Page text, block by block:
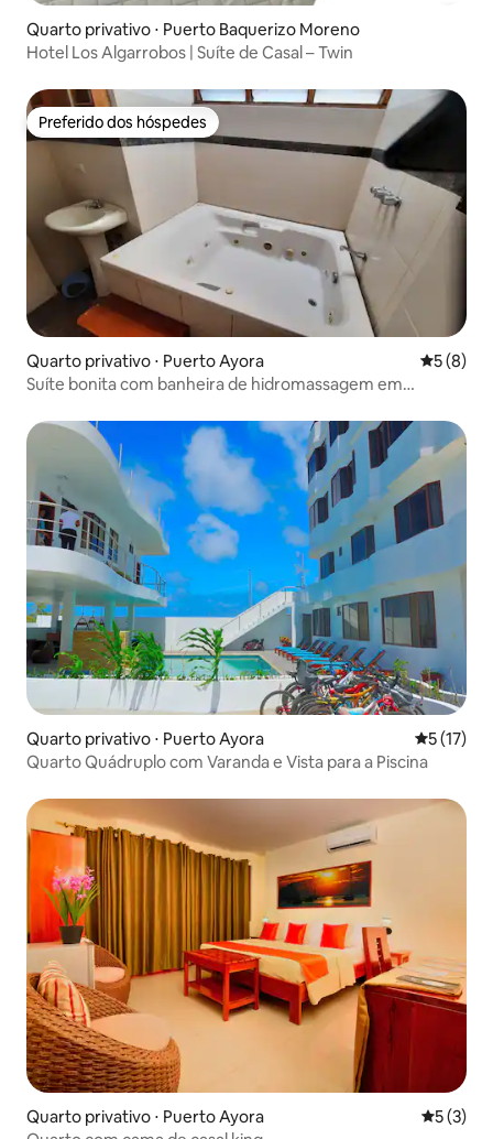
Quarto privativo ⋅ Puerto Baquerizo Moreno
Hotel Los Algarrobos | Suíte de Casal – Twin
Preferido dos hóspedes
Preferido dos hóspedes
Quarto privativo ⋅ Puerto Ayora 5 de
5 (8)
Suíte bonita com banheira de hidromassagem em
Quarto privativo ⋅ Puerto Ayora 5 de uma
5 (17)
Quarto Quádruplo com Varanda e Vista para a Piscina
Quarto privativo ⋅ Puerto Ayora 5 de
5 (3)